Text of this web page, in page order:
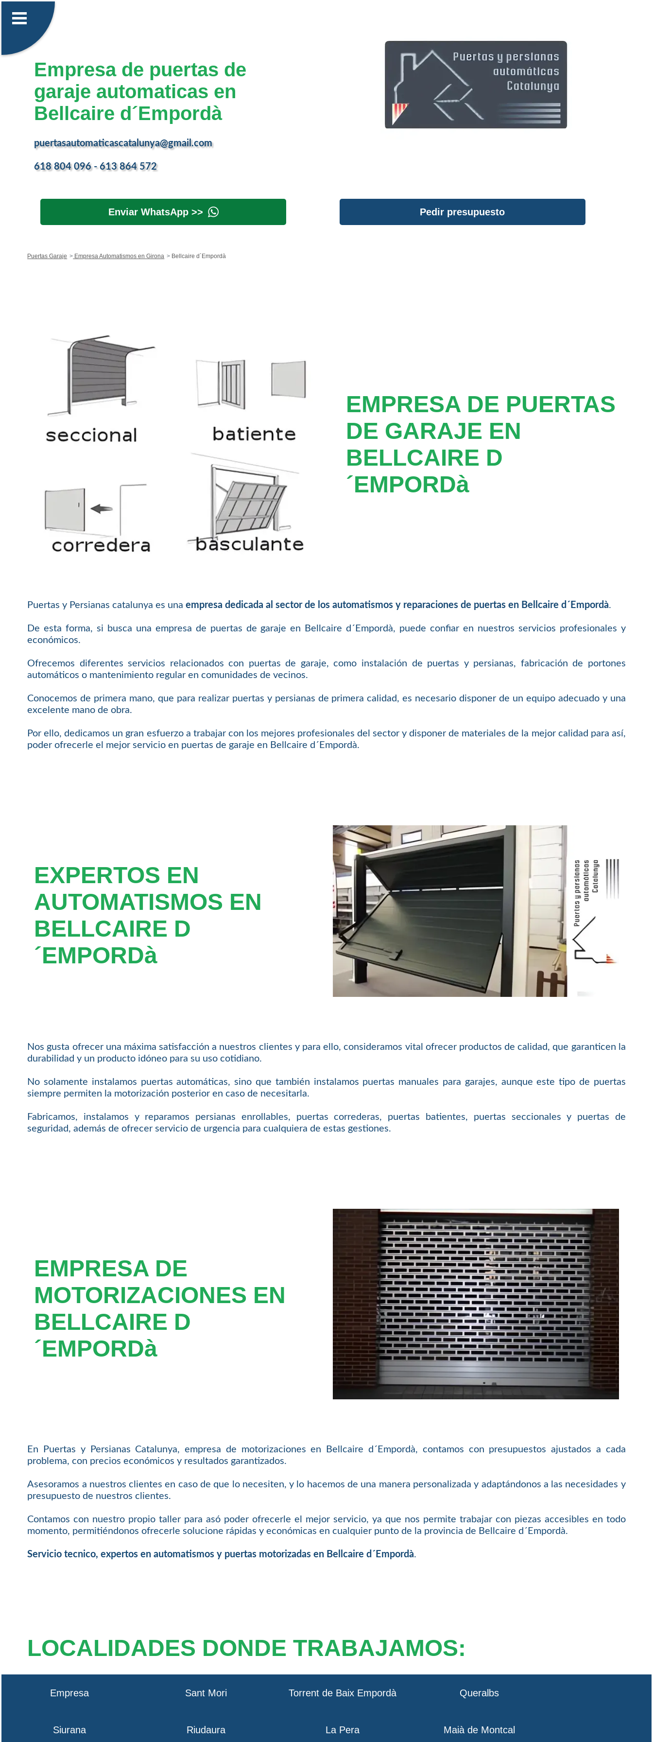
Empresa de puertas de
garaje automaticas en
Bellcaire d´Empordà
puertasautomaticascatalunya@gmail.com
618 804 096 - 613 864 572
Enviar WhatsApp >> Pedir presupuesto
Puertas Garaje Empresa Automatismos en Girona Bellcaire d´Empordà
EMPRESA DE PUERTAS
DE GARAJE EN
BELLCAIRE D
´EMPORDà
Puertas y Persianas catalunya es unaempresa dedicada al sector de los automatismos y reparaciones de puertas en Bellcaire d´Empordà.
De esta forma, si busca una empresa de puertas de garaje en Bellcaire d´Empordà, puede confiar en nuestros servicios profesionales y
económicos.
Ofrecemos diferentes servicios relacionados con puertas de garaje, como instalación de puertas y persianas, fabricación de portones
automáticos o mantenimiento regular en comunidades de vecinos.
Conocemos de primera mano, que para realizar puertas y persianas de primera calidad, es necesario disponer de un equipo adecuado y una
excelente mano de obra.
Por ello, dedicamos un gran esfuerzo a trabajar con los mejores profesionales del sector y disponer de materiales de la mejor calidad para así,
poder ofrecerle el mejor servicio en puertas de garaje en Bellcaire d´Empordà.
EXPERTOS EN
AUTOMATISMOS EN
BELLCAIRE D
´EMPORDà
Nos gusta ofrecer una máxima satisfacción a nuestros clientes y para ello, consideramos vital ofrecer productos de calidad, que garanticen la
durabilidad y un producto idóneo para su uso cotidiano.
No solamente instalamos puertas automáticas, sino que también instalamos puertas manuales para garajes, aunque este tipo de puertas
siempre permiten la motorización posterior en caso de necesitarla.
Fabricamos, instalamos y reparamos persianas enrollables, puertas correderas, puertas batientes, puertas seccionales y puertas de
seguridad, además de ofrecer servicio de urgencia para cualquiera de estas gestiones.
EMPRESA DE
MOTORIZACIONES EN
BELLCAIRE D
´EMPORDà
En Puertas y Persianas Catalunya, empresa de motorizaciones en Bellcaire d´Empordà, contamos con presupuestos ajustados a cada
problema, con precios económicos y resultados garantizados.
Asesoramos a nuestros clientes en caso de que lo necesiten, y lo hacemos de una manera personalizada y adaptándonos a las necesidades y
presupuesto de nuestros clientes.
Contamos con nuestro propio taller para asó poder ofrecerle el mejor servicio, ya que nos permite trabajar con piezas accesibles en todo
momento, permitiéndonos ofrecerle solucione rápidas y económicas en cualquier punto de la provincia de Bellcaire d´Empordà.
Servicio tecnico, expertos en automatismos y puertas motorizadas en Bellcaire d´Empordà.
LOCALIDADES DONDE TRABAJAMOS:
Empresa Sant Mori Torrent de Baix Empordà Queralbs
Siurana Riudaura La Pera Maià de Montcal